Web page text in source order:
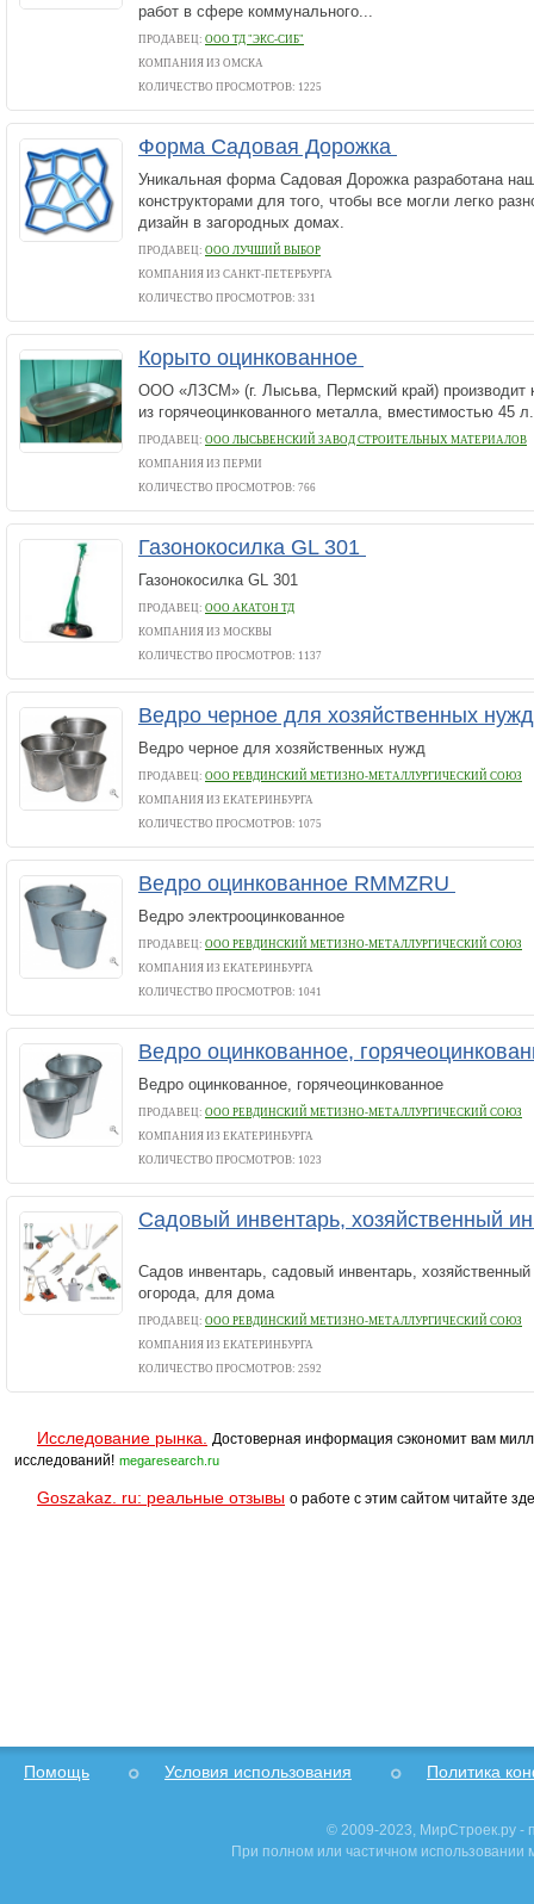
работ в сфере коммунального...
ПРОДАВЕЦ: ООО ТД "ЭКС-СИБ"
КОМПАНИЯ ИЗ ОМСКА
КОЛИЧЕСТВО ПРОСМОТРОВ: 1225
Форма Садовая Дорожка
Уникальная форма Садовая Дорожка разработана
конструкторами для того, чтобы все могли легко
дизайн в загородных домах.
ПРОДАВЕЦ: ООО ЛУЧШИЙ ВЫБОР
КОМПАНИЯ ИЗ САНКТ-ПЕТЕРБУРГА
КОЛИЧЕСТВО ПРОСМОТРОВ: 331
Корыто оцинкованное
ООО «ЛЗСМ» (г. Лысьва, Пермский край) производит
из горячеоцинкованного металла, вместимостью 45 л.
ПРОДАВЕЦ: ООО ЛЫСЬВЕНСКИЙ ЗАВОД СТРОИТЕЛЬНЫХ МАТЕРИАЛОВ
КОМПАНИЯ ИЗ ПЕРМИ
КОЛИЧЕСТВО ПРОСМОТРОВ: 766
Газонокосилка GL 301
Газонокосилка GL 301
ПРОДАВЕЦ: ООО АКАТОН ТД
КОМПАНИЯ ИЗ МОСКВЫ
КОЛИЧЕСТВО ПРОСМОТРОВ: 1137
Ведро черное для хозяйственных
Ведро черное для хозяйственных нужд
ПРОДАВЕЦ: ООО РЕВДИНСКИЙ МЕТИЗНО-МЕТАЛЛУРГИЧЕСКИЙ СОЮЗ
КОМПАНИЯ ИЗ ЕКАТЕРИНБУРГА
КОЛИЧЕСТВО ПРОСМОТРОВ: 1075
Ведро оцинкованное RMMZRU
Ведро электрооцинкованное
ПРОДАВЕЦ: ООО РЕВДИНСКИЙ МЕТИЗНО-МЕТАЛЛУРГИЧЕСКИЙ СОЮЗ
КОМПАНИЯ ИЗ ЕКАТЕРИНБУРГА
КОЛИЧЕСТВО ПРОСМОТРОВ: 1041
Ведро оцинкованное,
Ведро оцинкованное, горячеоцинкованное
ПРОДАВЕЦ: ООО РЕВДИНСКИЙ МЕТИЗНО-МЕТАЛЛУРГИЧЕСКИЙ СОЮЗ
КОМПАНИЯ ИЗ ЕКАТЕРИНБУРГА
КОЛИЧЕСТВО ПРОСМОТРОВ: 1023
Садовый инвентарь, хозяйственный
Садов инвентарь, садовый инвентарь,
огорода, для дома
ПРОДАВЕЦ: ООО РЕВДИНСКИЙ МЕТИЗНО-МЕТАЛЛУРГИЧЕСКИЙ СОЮЗ
КОМПАНИЯ ИЗ ЕКАТЕРИНБУРГА
КОЛИЧЕСТВО ПРОСМОТРОВ: 2592
Исследование рынка.
Достоверная информация сэкономит вам
исследований! megaresearch.ru
Goszakaz. ru: реальные отзывы о работе с этим сайтом читайте
Помощь Условия использования Политика
© 2009-2023, МирСтроек.ру -
При полном или частичном использовании